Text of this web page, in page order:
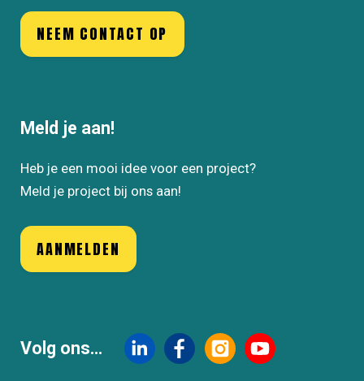
NEEM CONTACT OP
Meld je aan!
Heb je een mooi idee voor een project?
Meld je project bij ons aan!
AANMELDEN
Volg ons...